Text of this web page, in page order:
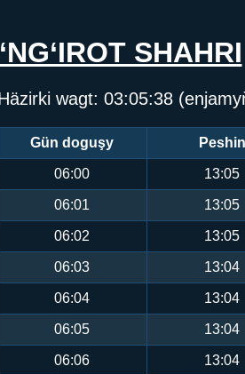
SHAHRI
wagt: 03:05:38
Gün doguşy Peshin
06:00 13:05
06:01 13:05
06:02 13:05
06:03 13:04
06:04 13:04
06:05 13:04
06:06 13:04